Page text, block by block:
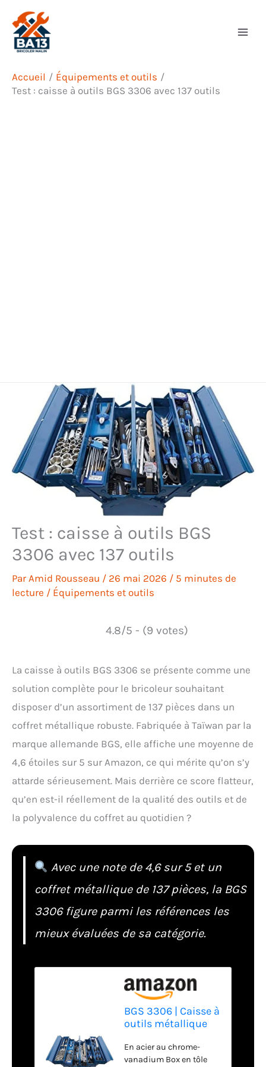
contenu
Accueil
Équipements et outils
Test : caisse à outils BGS 3306 avec 137 outils
Test : caisse à outils BGS
3306 avec 137 outils
ParAmid Rousseau / 26 mai 2026 / 5 minutes de
lecture / Équipements et outils
4.8/5 - (9 votes)
La caisse à outils BGS 3306 se présente comme une
solution complète pour le bricoleur souhaitant
disposer d’un assortiment de 137 pièces dans un
coffret métallique robuste. Fabriquée à Taïwan par la
marque allemande BGS, elle affiche une moyenne de
4,6 étoiles sur 5 sur Amazon, ce qui mérite qu’on s’y
attarde sérieusement. Mais derrière ce score flatteur,
qu’en est-il réellement de la qualité des outils et de
la polyvalence du coffret au quotidien ?
Avec une note de 4,6 sur 5 et un
coffret métallique de 137 pièces, la BGS
3306 figure parmi les références les
mieux évaluées de sa catégorie.
BGS 3306 | Caisse à
outils métallique
d’outils
En acier au chrome-
vanadium Box en tôle
Rechercher